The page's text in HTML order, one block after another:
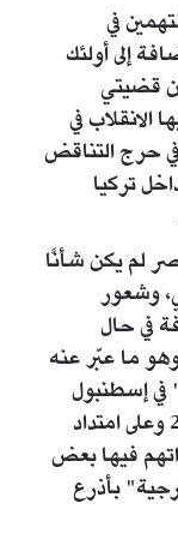
في
انقلابي عام 1980 و1997، إضافة إلى أولئك
قضيتي
الانقلاب في
حرج التناقض
تركيا
لم يكن شأنًا
وشعور
في حال
ما عبّر عنه
إسطنبول
التي انطلقت في بداية يونيو/حزيران 2013 وعلى امتداد
اتهم فيها بعض
بأذرع